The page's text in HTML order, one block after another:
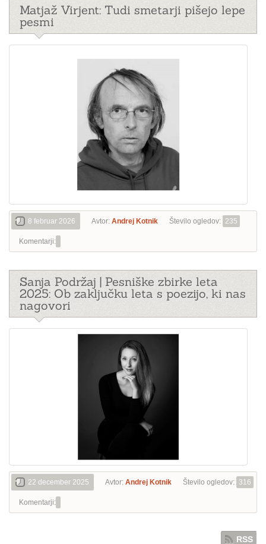
Matjaž Virjent: Tudi smetarji pišejo lepe
pesmi
8 februar 2026 Avtor: Andrej Kotnik Število ogledov: 235
Komentarji:
Sanja Podržaj | Pesniške zbirke leta
2025: Ob zaključku leta s poezijo, ki nas
nagovori
22 december 2025 Avtor: Andrej Kotnik Število ogledov: 316
Komentarji:
RSS